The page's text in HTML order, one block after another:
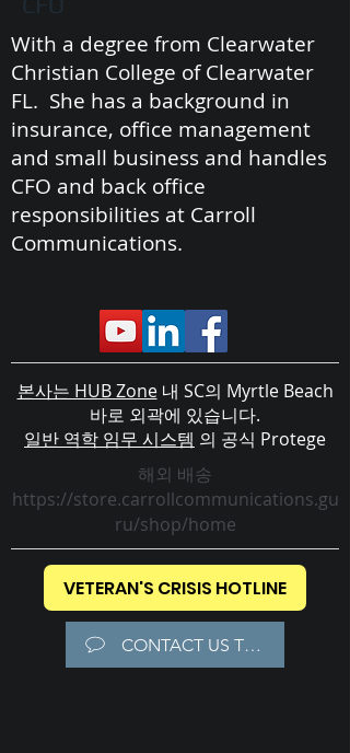
With a degree from Clearwater
Christian College of Clearwater
FL. She has a background in
insurance, office management
and small business and handles
CFO and back office
responsibilities at Carroll
Communications.
본사는 HUB Zone내 SC의 Myrtle Beach
바로 외곽에 있습니다.
일반 역학 임무 시스템 의 공식 Protege
해외 배송
https://store.carrollcommunications.gu
ru/shop/home
VETERAN'S CRISIS HOTLINE
CONTACT US TODAY!